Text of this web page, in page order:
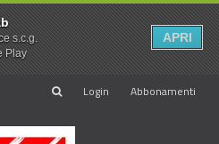
Login Abbonamenti
s.c.g.
Play
APRI